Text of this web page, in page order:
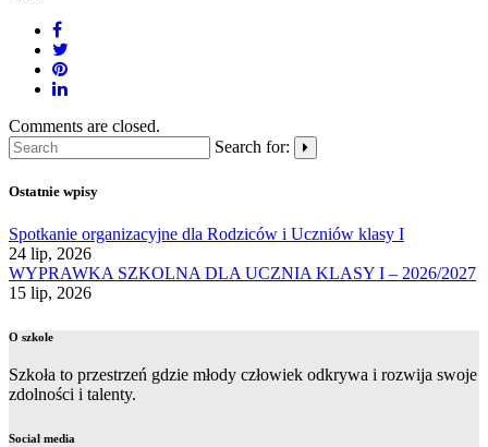
Comments are closed.
Search for:
Ostatnie wpisy
Spotkanie organizacyjne dla Rodziców i Uczniów klasy I
24 lip, 2026
WYPRAWKA SZKOLNA DLA UCZNIA KLASY I – 2026/2027
15 lip, 2026
O szkole
Szkoła to przestrzeń gdzie młody człowiek odkrywa i rozwija swoje
zdolności i talenty.
Social media